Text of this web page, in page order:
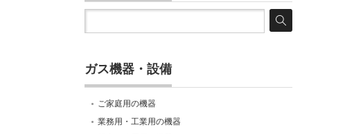
ガス機器・設備
ご家庭用の機器
業務用・工業用の機器